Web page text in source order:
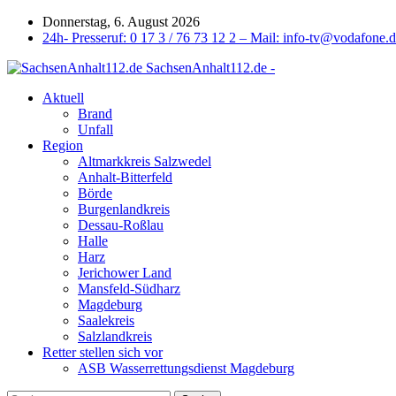
Donnerstag, 6. August 2026
24h- Presseruf: 0 17 3 / 76 73 12 2 – Mail: info-
SachsenAnhalt112.de -
Aktuell
Brand
Unfall
Region
Altmarkkreis Salzwedel
Anhalt-Bitterfeld
Börde
Burgenlandkreis
Dessau-Roßlau
Halle
Harz
Jerichower Land
Mansfeld-Südharz
Magdeburg
Saalekreis
Salzlandkreis
Retter stellen sich vor
ASB Wasserrettungsdienst Magdeburg